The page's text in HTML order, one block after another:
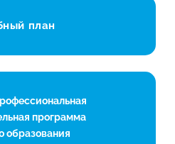
план
программа
образования